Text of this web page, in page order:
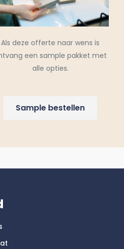
Als deze offerte naar wens is
een sample pakket met
alle opties.
Sample bestellen